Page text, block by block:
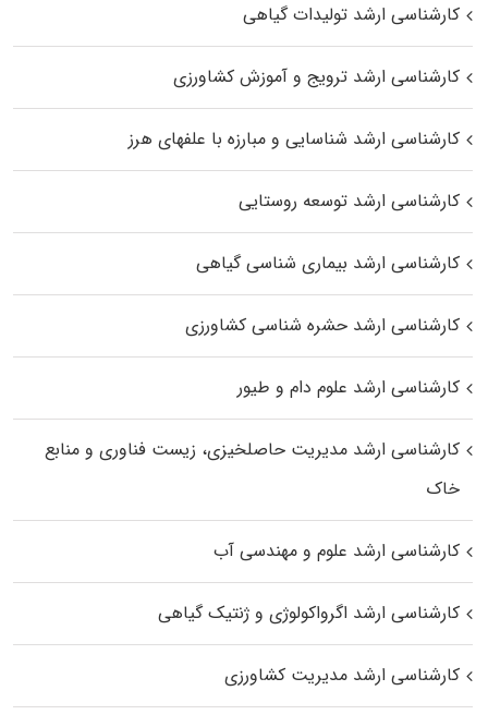
کارشناسی ارشد تولیدات گیاهی
کارشناسی ارشد ترویج و آموزش کشاورزی
کارشناسی ارشد شناسایی و مبارزه با علفهای هرز
کارشناسی ارشد توسعه روستایی
کارشناسی ارشد بیماری‌ شناسی گیاهی
کارشناسی ارشد حشره‌ شناسی کشاورزی
کارشناسی ارشد علوم دام و طیور
کارشناسی ارشد مدیریت حاصلخیزی، زیست فناوری و منابع
خاک
کارشناسی ارشد علوم و مهندسی آب
کارشناسی ارشد اگرواکولوژی و ژنتیک گیاهی
کارشناسی ارشد مدیریت کشاورزی